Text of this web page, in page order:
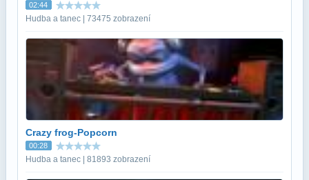
02:44
Hudba a tanec | 73475 zobrazení
Crazy frog-Popcorn
00:28
Hudba a tanec | 81893 zobrazení